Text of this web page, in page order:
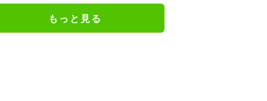
もっと見る